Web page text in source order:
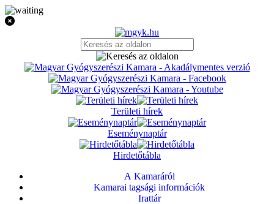
Területi hírek
Eseménynaptár
Hirdetőtábla
A Kamaráról
Kamarai tagsági információk
Irattár